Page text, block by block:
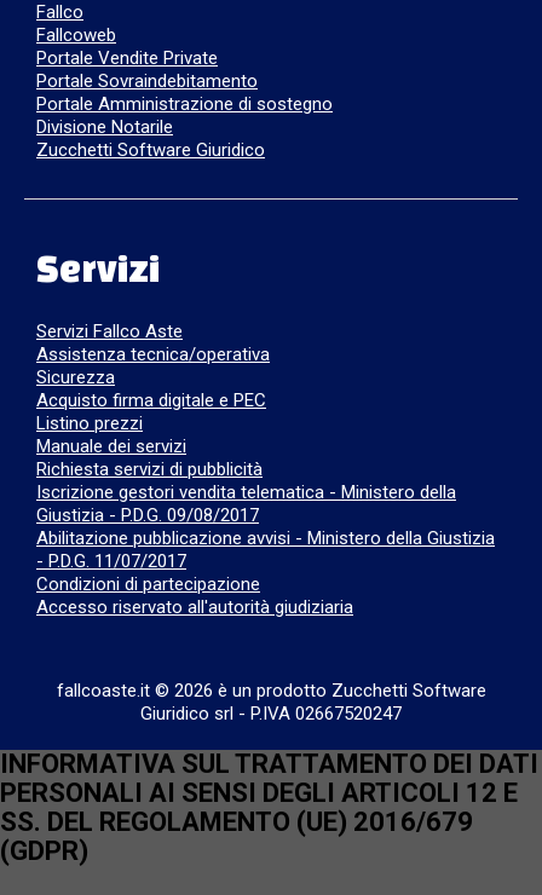
Fallco
Fallcoweb
Portale Vendite Private
Portale Sovraindebitamento
Portale Amministrazione di sostegno
Divisione Notarile
Zucchetti Software Giuridico
Servizi
Servizi Fallco Aste
Assistenza tecnica/operativa
Sicurezza
Acquisto firma digitale e PEC
Listino prezzi
Manuale dei servizi
Richiesta servizi di pubblicità
Iscrizione gestori vendita telematica - Ministero della
Giustizia - P.D.G. 09/08/2017
Abilitazione pubblicazione avvisi - Ministero della Giustizia
- P.D.G. 11/07/2017
Condizioni di partecipazione
Accesso riservato all'autorità giudiziaria
fallcoaste.it © 2026 è un prodotto Zucchetti Software
Giuridico srl - P.IVA 02667520247
INFORMATIVA SUL TRATTAMENTO DEI DATI
PERSONALI AI SENSI DEGLI ARTICOLI 12 E
SS. DEL REGOLAMENTO (UE) 2016/679
(GDPR)